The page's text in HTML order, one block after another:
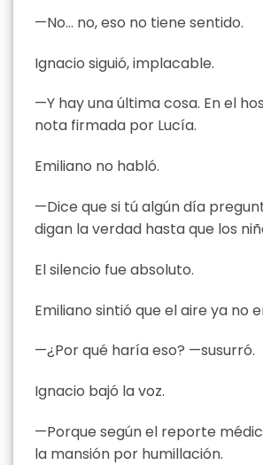
—No… no, eso no tiene sentido.
Ignacio siguió, implacable.
—Y hay una última cosa. En el
nota firmada por Lucía.
Emiliano no habló.
—Dice que si tú algún día
digan la verdad hasta que los
El silencio fue absoluto.
Emiliano sintió que el aire ya no
—¿Por qué haría eso? —susurró.
Ignacio bajó la voz.
—Porque según el reporte
la mansión por humillación.